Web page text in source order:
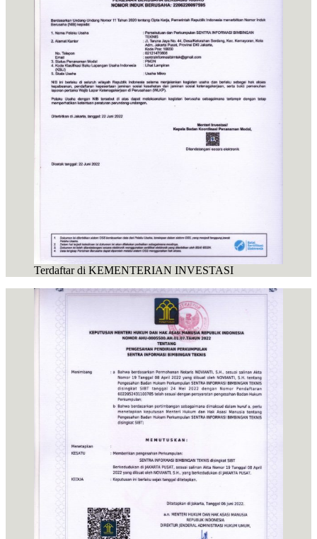
Terdaftar di KEMENTERIAN INVESTASI